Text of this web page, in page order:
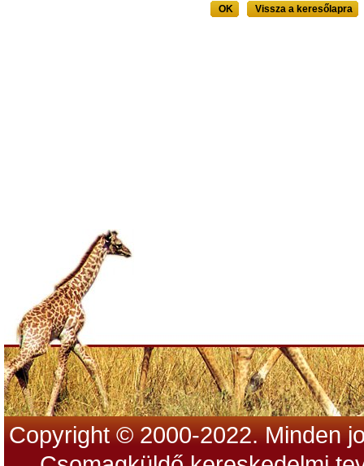
OK Vissza a keresőlapra
Copyright © 2000-2022. Minden